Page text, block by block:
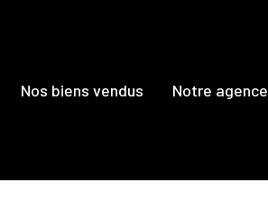
Nos biens vendus Notre agence